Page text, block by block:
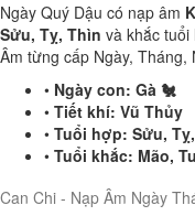
Ngày Quý Dậu có nạp âm
Sửu, Tỵ, Thìn và khắc tuổi
Âm từng cấp Ngày, Tháng,
• Ngày con: Gà 🐔
• Tiết khí: Vũ Thủy
• Tuổi hợp: Sửu,
• Tuổi khắc: Mão,
Can Chi - Nạp Âm Ngày